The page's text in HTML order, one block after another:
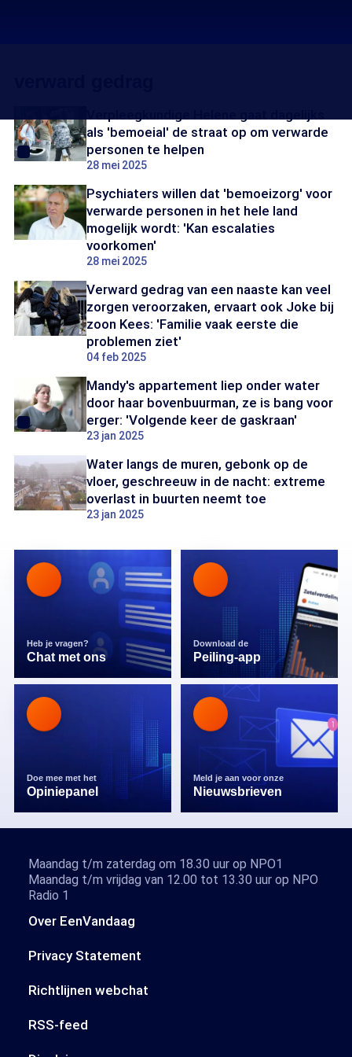
als 'bemoeial' de straat op om verwarde
personen te helpen
28 mei 2025
Psychiaters willen dat 'bemoeizorg' voor
verwarde personen in het hele land
mogelijk wordt: 'Kan escalaties
voorkomen'
28 mei 2025
Verward gedrag van een naaste kan veel
zorgen veroorzaken, ervaart ook Joke bij
zoon Kees: 'Familie vaak eerste die
problemen ziet'
04 feb 2025
Mandy's appartement liep onder water
door haar bovenbuurman, ze is bang voor
erger: 'Volgende keer de gaskraan'
23 jan 2025
Water langs de muren, gebonk op de
vloer, geschreeuw in de nacht: extreme
overlast in buurten neemt toe
23 jan 2025
Heb je vragen?
Chat met ons
Download de
Peiling-app
Doe mee met het
Opiniepanel
Meld je aan voor onze
Nieuwsbrieven
Over EenVandaag
Privacy Statement
Richtlijnen webchat
RSS-feed
Maandag t/m zaterdag om 18.30 uur op NPO1
Maandag t/m vrijdag van 12.00 tot 13.30 uur op NPO
Radio 1